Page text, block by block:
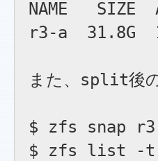
NAME   SIZE
r3-a  31.8G
また、split後の
$ zfs snap r3-
$ zfs list -t